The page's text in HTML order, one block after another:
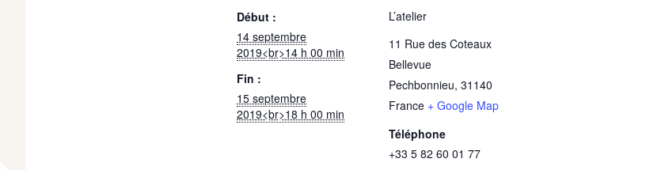
Début :
14 septembre
2019<br>14 h 00 min
Fin :
15 septembre
2019<br>18 h 00 min
L’atelier
11 Rue des Coteaux
Bellevue
Pechbonnieu, 31140
France + Google Map
Téléphone
+33 5 82 60 01 77